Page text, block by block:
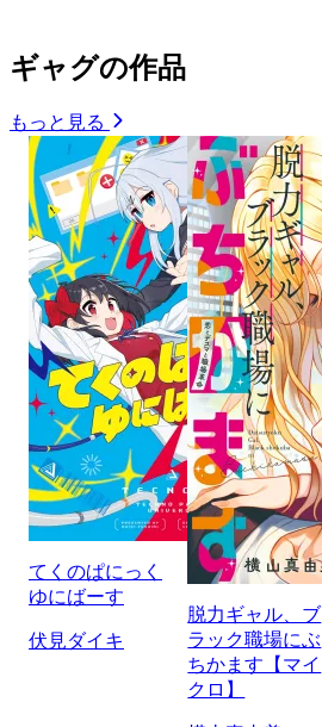
ギャグの作品
もっと見る
てくのぱにっく
ゆにばーす
伏見ダイキ
脱力ギャル、ブ
ラック職場にぶ
ちかます【マイ
クロ】